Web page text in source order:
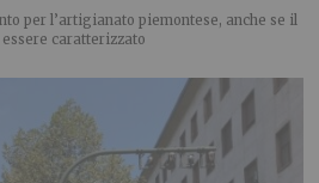
per l’artigianato piemontese, anche se il
caratterizzato